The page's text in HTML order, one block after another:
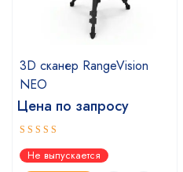
3D сканер RangeVision
NEO
Цена по запросу
Оценка
5.00из 5
Не выпускается